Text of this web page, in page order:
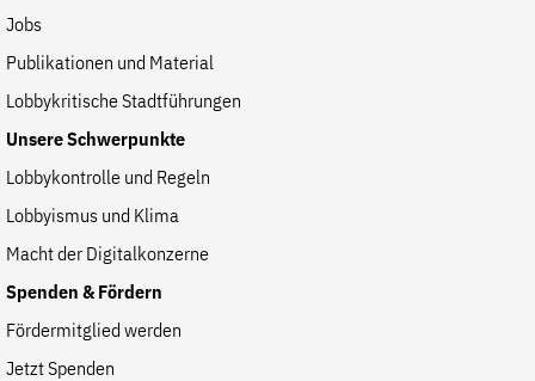
Jobs
Publikationen und Material
Lobbykritische Stadtführungen
Unsere Schwerpunkte
Lobbykontrolle und Regeln
Lobbyismus und Klima
Macht der Digitalkonzerne
Spenden & Fördern
Fördermitglied werden
Jetzt Spenden